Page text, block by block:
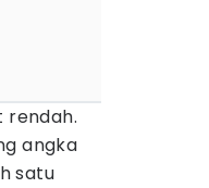
rendah.
angka
satu